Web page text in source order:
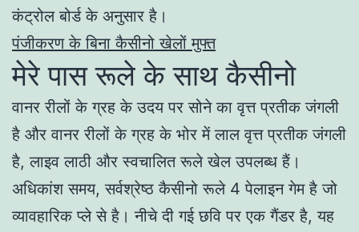
कंट्रोल बोर्ड के अनुसार है।
पंजीकरण के बिना कैसीनो खेलों मुफ्त
मेरे पास रूले के साथ कैसीनो
वानर रीलों के ग्रह के उदय पर सोने का वृत्त प्रतीक जंगली
है और वानर रीलों के ग्रह के भोर में लाल वृत्त प्रतीक जंगली
है, लाइव लाठी और स्वचालित रूले खेल उपलब्ध हैं।
अधिकांश समय, सर्वश्रेष्ठ कैसीनो रूले 4 पेलाइन गेम है जो
व्यावहारिक प्ले से है। नीचे दी गई छवि पर एक गैंडर है, यह